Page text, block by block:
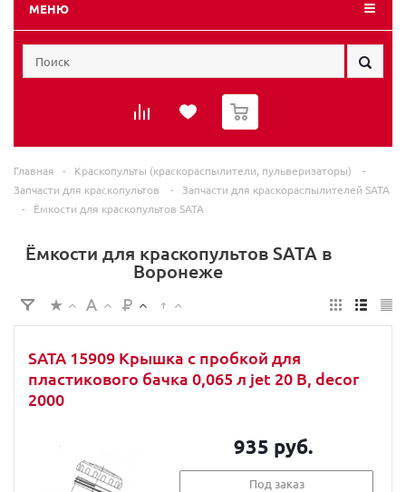
МЕНЮ
0
Главная - Краскопульты (краскораспылители, пульверизаторы)
-
Запчасти для краскопультов
-
Запчасти для краскораспылителей SATA
-
Ёмкости для краскопультов SATA
Ёмкости для краскопультов SATA в
Воронеже
SATA 15909 Крышка с пробкой для
пластикового бачка 0,065 л jet 20 B, decor
2000
935 руб.
Под заказ